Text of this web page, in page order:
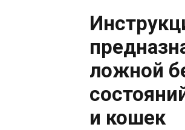
ложной
и кошек